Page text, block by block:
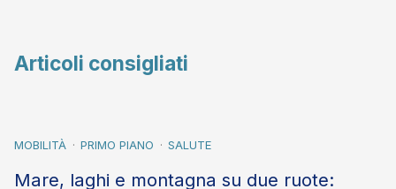
Articoli consigliati
MOBILITÀ PRIMO PIANO SALUTE
Mare, laghi e montagna su due ruote: